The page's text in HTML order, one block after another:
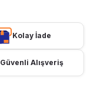
Kolay İade
Güvenli Alışveriş